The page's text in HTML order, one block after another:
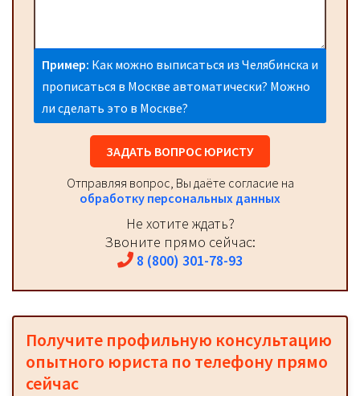
Пример: Как можно выписаться из Челябинска и
прописаться в Москве автоматически? Можно
ли сделать это в Москве?
ЗАДАТЬ ВОПРОС ЮРИСТУ
Отправляя вопрос, Вы даёте согласие на
обработку персональных данных
Не хотите ждать?
Звоните прямо сейчас:
8 (800) 301-78-93
Получите профильную консультацию
опытного юриста по телефону прямо
сейчас